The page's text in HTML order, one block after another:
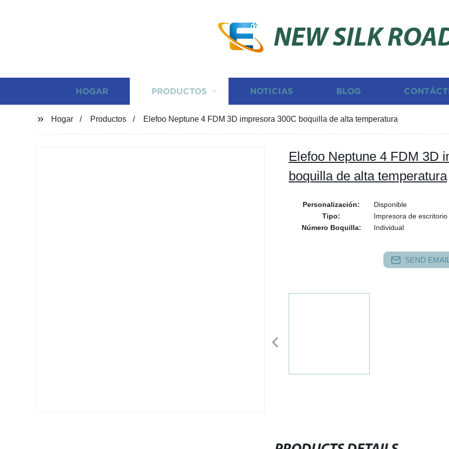
NEW SILK
HOGAR PRODUCTOS NOTICIAS BLOG
Hogar Productos Elefoo Neptune 4 FDM 3D impresora 300C boquilla de alta temperatura
Elefoo Neptune 4 FDM 3D
boquilla de alta temperatura
Personalización:
Disponible
Tipo:
Impresora de escritorio
Número Boquilla:
Individual
SEND